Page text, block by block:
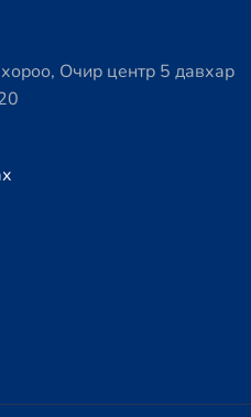
Очир центр 5 давхар